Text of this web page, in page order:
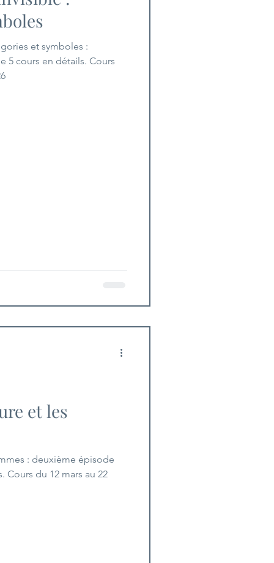
et symboles :
5 cours en détails. Cours
et les
: deuxième épisode
Cours du 12 mars au 22